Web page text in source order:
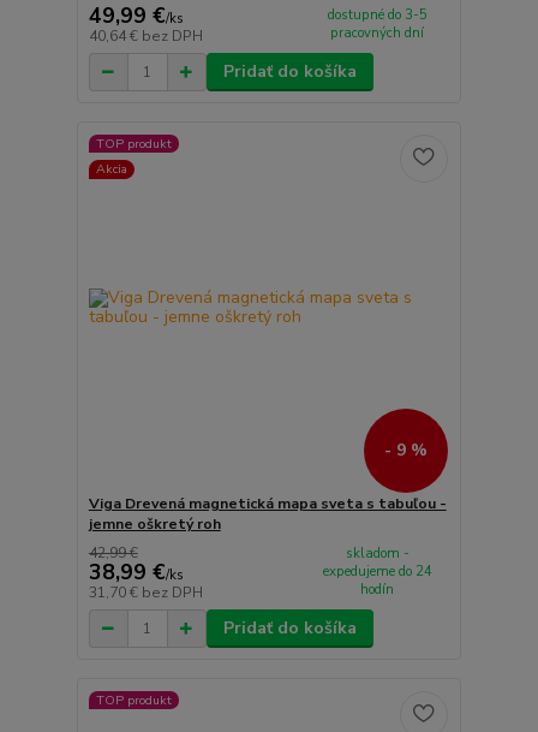
49,99 €/ks
40,64 € bez DPH
dostupné do 3-5
pracovných dní
Pridať do košíka
TOP produkt
Akcia
- 9 %
Viga Drevená magnetická mapa sveta s tabuľou -
jemne oškretý roh
42,99 €
38,99 €/ks
31,70 € bez DPH
skladom -
expedujeme do 24
hodín
Pridať do košíka
TOP produkt